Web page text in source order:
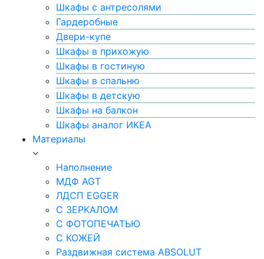
Шкафы с антресолями
Гардеробные
Двери-купе
Шкафы в прихожую
Шкафы в гостиную
Шкафы в спальню
Шкафы в детскую
Шкафы на балкон
Шкафы аналог ИКЕА
Материалы
Наполнение
МДФ AGT
ЛДСП EGGER
С ЗЕРКАЛОМ
С ФОТОПЕЧАТЬЮ
С КОЖЕЙ
Раздвижная система ABSOLUT